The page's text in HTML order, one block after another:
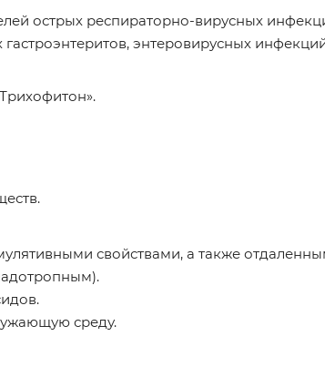
острых респираторно-вирусных
энтеровирусных
свойствами, а также
среду.